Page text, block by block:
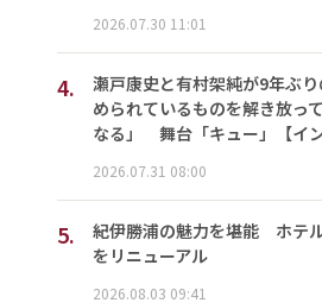
2026.07.30 11:01
4.
瀬戸康史と有村架純が9年ぶ
められているものを解き放っ
なる」 舞台「キュー」【イン
2026.07.31 08:00
5.
紀伊勝浦の魅力を堪能 ホテ
をリニューアル
2026.08.03 09:41